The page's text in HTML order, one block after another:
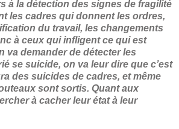
à la détection des signes de fragilité
les cadres qui donnent les ordres,
du travail, les changements
à ceux qui infligent ce qui est
va demander de détecter les
se suicide, on va leur dire que c’est
des suicides de cadres, et même
sont sortis. Quant aux
à cacher leur état à leur